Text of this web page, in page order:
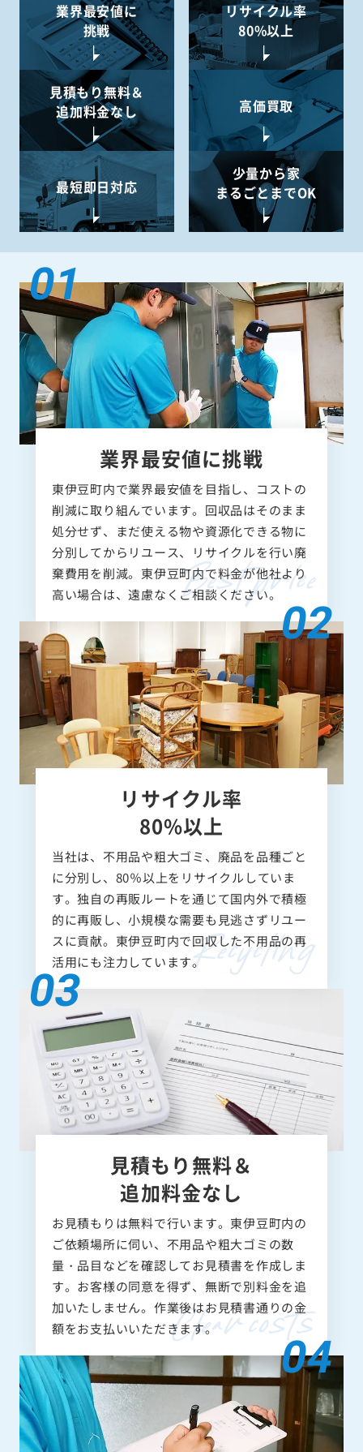
業界最安値に
挑戦
リサイクル率
80%以上
見積もり無料＆
追加料金なし
高価買取
最短即日対応
少量から家
まるごとまでOK
業界最安値に挑戦
東伊豆町内で業界最安値を目指し、コストの
削減に取り組んでいます。回収品はそのまま
処分せず、まだ使える物や資源化できる物に
分別してからリユース、リサイクルを行い廃
棄費用を削減。東伊豆町内で料金が他社より
高い場合は、遠慮なくご相談ください。
リサイクル率
80%以上
当社は、不用品や粗大ゴミ、廃品を品種ごと
に分別し、80％以上をリサイクルしていま
す。独自の再販ルートを通じて国内外で積極
的に再販し、小規模な需要も見逃さずリユー
スに貢献。東伊豆町内で回収した不用品の再
活用にも注力しています。
見積もり無料＆
追加料金なし
お見積もりは無料で行います。東伊豆町内の
ご依頼場所に伺い、不用品や粗大ゴミの数
量・品目などを確認してお見積書を作成しま
す。お客様の同意を得ず、無断で別料金を追
加いたしません。作業後はお見積書通りの金
額をお支払いいただきます。